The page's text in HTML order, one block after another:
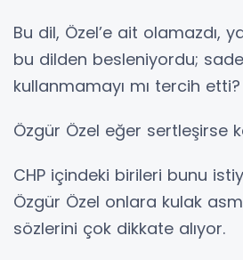
Bu dil, Özel’e ait olamazdı,
bu dilden besleniyordu;
kullanmamayı mı tercih etti?
Özgür Özel eğer sertleşirse
CHP içindeki birileri bunu
Özgür Özel onlara kulak
sözlerini çok dikkate alıyor.